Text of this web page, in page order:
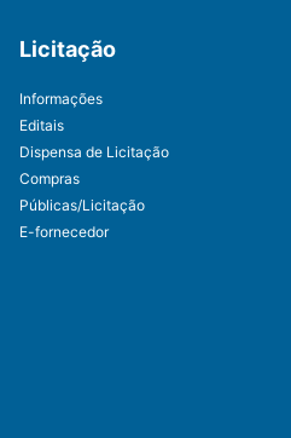
Licitação
Informações
Editais
Dispensa de Licitação
Compras
Públicas/Licitação
E-fornecedor